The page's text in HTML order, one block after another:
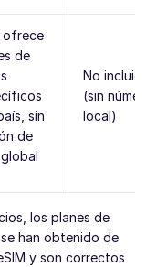
ofrece
de
sin
de
No incluidas
(sin número
local)
los planes de
han obtenido de
y son correctos